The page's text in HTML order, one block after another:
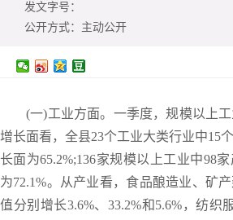
发文字号：
公开方式： 主动公开
(一)工业方面。一季度，规模以上
增长面看，全县23个工业大类行业中15
长面为65.2%;136家规模以上工业中98
为72.1%。从产业看，食品酿造业、矿
值分别增长3.6%、33.2%和5.6%，纺织